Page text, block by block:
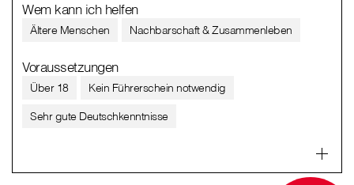
Wem kann ich helfen
Ältere Menschen Nachbarschaft & Zusammenleben
Voraussetzungen
Über 18
Kein Führerschein notwendig
Sehr gute Deutschkenntnisse